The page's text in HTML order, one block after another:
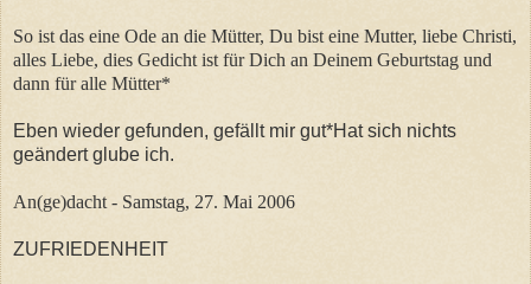
So ist das eine Ode an die Mütter, Du bist eine Mutter, liebe Christi,
alles Liebe, dies Gedicht ist für Dich an Deinem Geburtstag und
dann für alle Mütter*
Eben wieder gefunden, gefällt mir gut*Hat sich nichts
geändert glube ich.
An(ge)dacht - Samstag, 27. Mai 2006
ZUFRIEDENHEIT